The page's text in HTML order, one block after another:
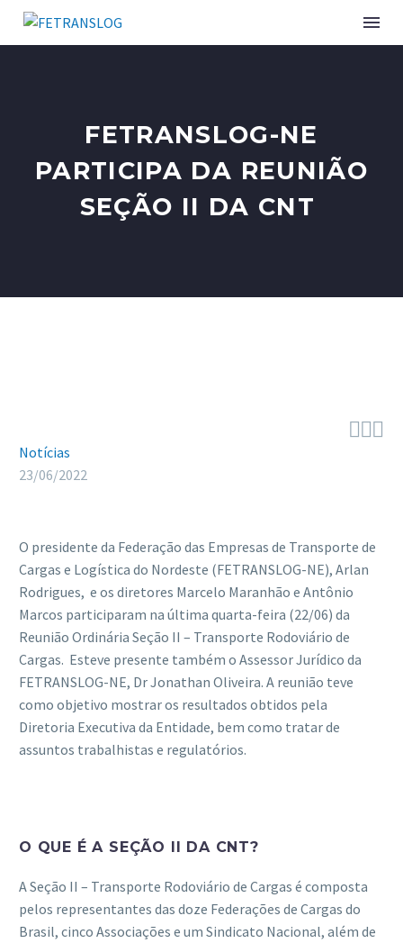
SINDICATOS ASSOCIADOS
SERVIÇOS
PUBLICAÇÕES
FETRANSLOG-NE
PARTICIPA DA REUNIÃO
SEÇÃO II DA CNT

Notícias
23/06/2022
O presidente da Federação das Empresas de Transporte de
Cargas e Logística do Nordeste (FETRANSLOG-NE), Arlan
Rodrigues, e os diretores Marcelo Maranhão e Antônio
Marcos participaram na última quarta-feira (22/06) da
Reunião Ordinária Seção II – Transporte Rodoviário de
Cargas. Esteve presente também o Assessor Jurídico da
FETRANSLOG-NE, Dr Jonathan Oliveira. A reunião teve
como objetivo mostrar os resultados obtidos pela
Diretoria Executiva da Entidade, bem como tratar de
assuntos trabalhistas e regulatórios.
O QUE É A SEÇÃO II DA CNT?
A Seção II – Transporte Rodoviário de Cargas é composta
pelos representantes das doze Federações de Cargas do
Brasil, cinco Associações e um Sindicato Nacional, além de